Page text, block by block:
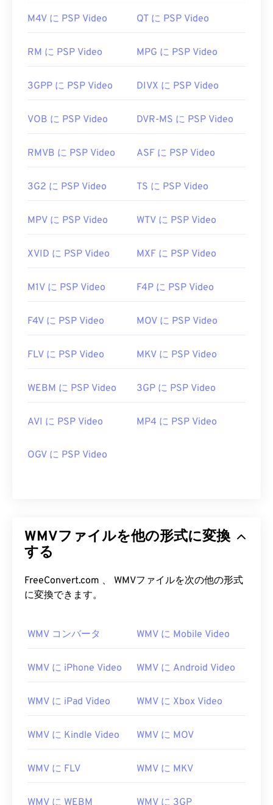
多くの動画はWMVファイルです。VLCメディアプ
ットフォームでマルチメディアファイルを再生でき
WMVは他の動画ファイル形式への変換も簡単で
性があることに注意してください。変換が必要な場
ールを使ってWMVファイルを変換できます。
初回リリース:1999年
https://en.wikipedia.org/wiki/
M4V に PSP Video QT に PSP Video
RM に PSP Video MPG に PSP Video
3GPP に PSP Video DIVX に PSP Video
VOB に PSP Video DVR-MS に PSP Video
RMVB に PSP Video ASF に PSP Video
3G2 に PSP Video TS に PSP Video
MPV に PSP Video WTV に PSP Video
XVID に PSP Video MXF に PSP Video
M1V に PSP Video F4P に PSP Video
F4V に PSP Video MOV に PSP Video
FLV に PSP Video MKV に PSP Video
WEBM に PSP Video 3GP に PSP Video
AVI に PSP Video MP4 に PSP Video
OGV に PSP Video
WMVファイルを他の形式に変換
する
FreeConvert.com 、 WMVファイルを次の他の形式
に変換できます。
WMV コンバータ WMV に Mobile Video
WMV に iPhone Video WMV に Android Video
WMV に iPad Video WMV に Xbox Video
WMV に Kindle Video WMV に MOV
WMV に FLV WMV に MKV